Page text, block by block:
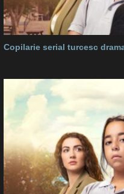
Copilarie serial turcesc